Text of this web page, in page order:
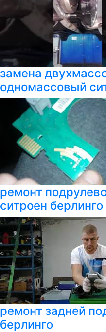
замена
одномассовый
ремонт
ситроен берлинго
ремонт задней
берлинго